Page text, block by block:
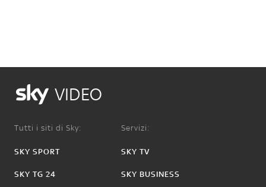
VIDEO
Tutti i siti di Sky:
SKY SPORT
SKY TG 24
Servizi:
SKY TV
SKY BUSINESS